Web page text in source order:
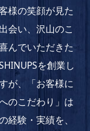
様の笑顔が見た
会い、沢山のこ
んでいただきた
を創業し
が、「お客様に
のこだわり」は
経験・実績を、